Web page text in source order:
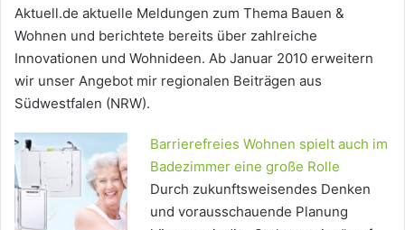
Aktuell.de aktuelle Meldungen zum Thema Bauen &
Wohnen und berichtete bereits über zahlreiche
Innovationen und Wohnideen. Ab Januar 2010 erweitern
wir unser Angebot mir regionalen Beiträgen aus
Südwestfalen (NRW).
Barrierefreies Wohnen spielt auch im
Badezimmer eine große Rolle
Durch zukunftsweisendes Denken
und vorausschauende Planung